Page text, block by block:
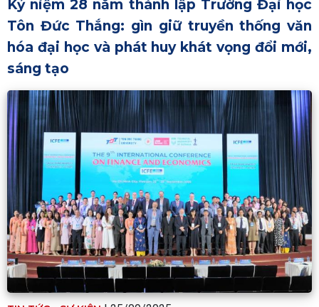
Kỷ niệm 28 năm thành lập Trường Đại học
Tôn Đức Thắng: gìn giữ truyền thống văn
hóa đại học và phát huy khát vọng đổi mới,
sáng tạo